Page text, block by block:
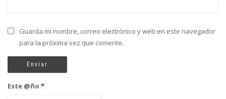
Guarda mi nombre, correo electrónico y web en este navegador
para la próxima vez que comente.
Este @ño *